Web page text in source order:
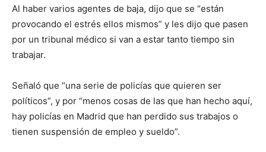
Al haber varios agentes de baja, dijo que se “están
provocando el estrés ellos mismos” y les dijo que pasen
por un tribunal médico si van a estar tanto tiempo sin
trabajar.
Señaló que “una serie de policías que quieren ser
políticos”, y por “menos cosas de las que han hecho aquí,
hay policías en Madrid que han perdido sus trabajos o
tienen suspensión de empleo y sueldo”.